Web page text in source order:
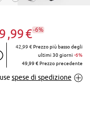
Tocca per
99€-6%
42,99 €Prezzo più basso degli
ultimi 30 giorni -6%
49,99 € Prezzo precedente
spese di spedizione